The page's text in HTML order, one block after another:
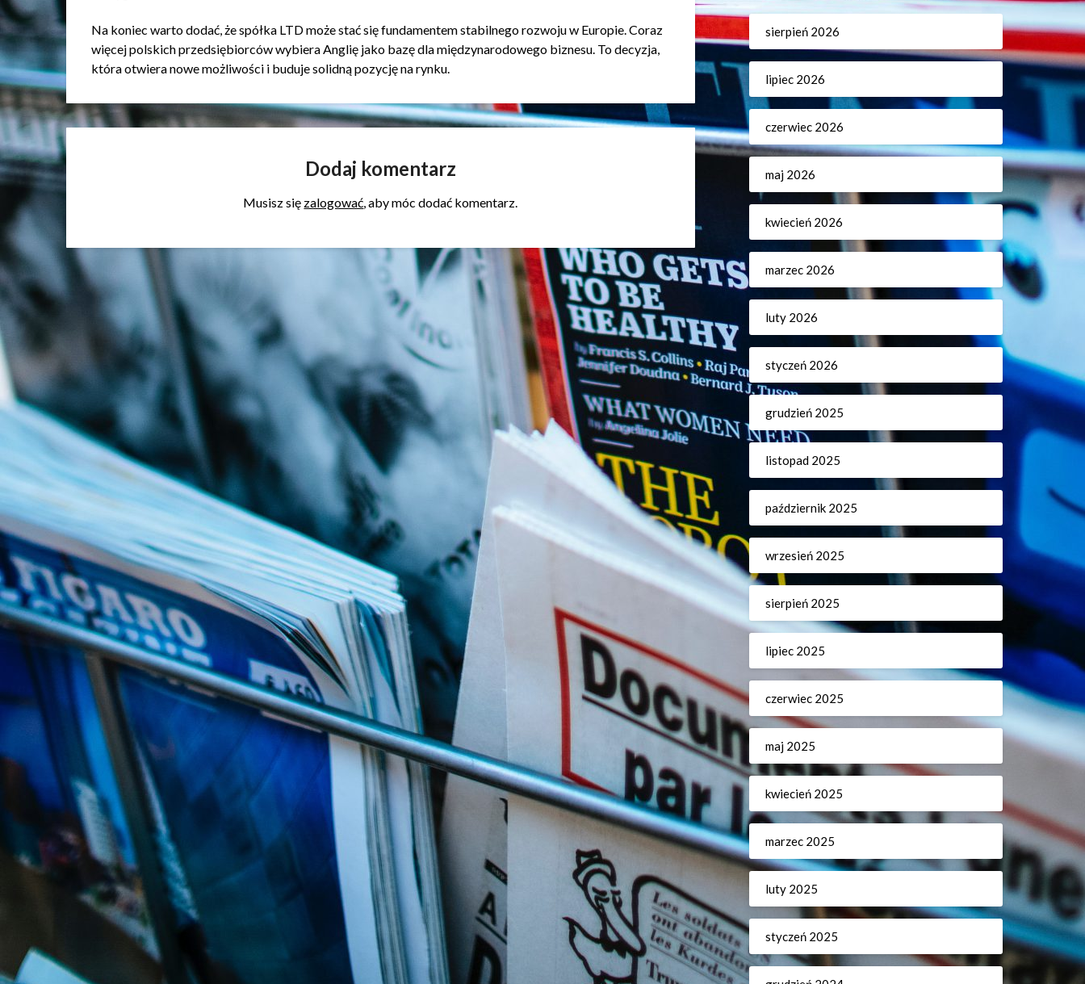
Na koniec warto dodać, że spółka LTD może stać się fundamentem stabilnego rozwoju w Europie. Coraz
więcej polskich przedsiębiorców wybiera Anglię jako bazę dla międzynarodowego biznesu. To decyzja,
która otwiera nowe możliwości i buduje solidną pozycję na rynku.
Dodaj komentarz
Musisz się zalogować, aby móc dodać komentarz.
sierpień 2026
lipiec 2026
czerwiec 2026
maj 2026
kwiecień 2026
marzec 2026
luty 2026
styczeń 2026
grudzień 2025
listopad 2025
październik 2025
wrzesień 2025
sierpień 2025
lipiec 2025
czerwiec 2025
maj 2025
kwiecień 2025
marzec 2025
luty 2025
styczeń 2025